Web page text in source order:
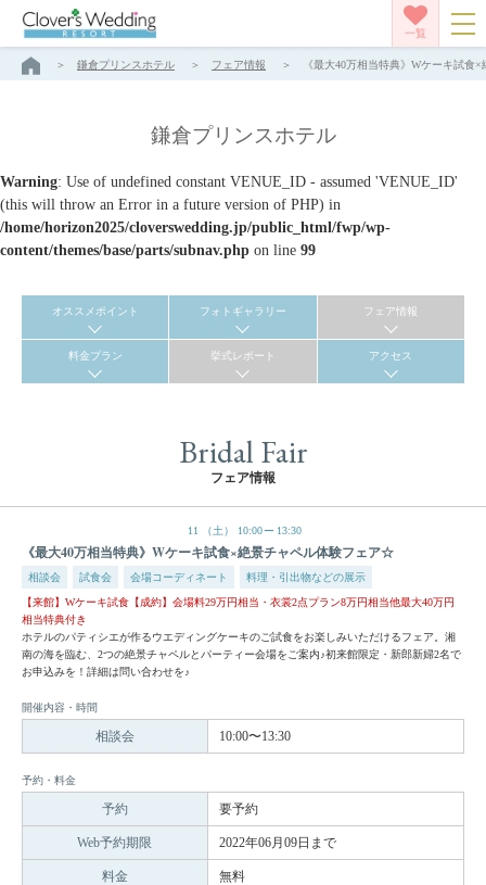
一覧
鎌倉プリンスホテル フェア情報 《最大40万相当特典》Wケーキ試
鎌倉プリンスホテル
Warning: Use of undefined constant VENUE_ID - assumed 'VENUE_ID'
(this will throw an Error in a future version of PHP) in
/home/horizon2025/cloverswedding.jp/public_html/fwp/wp-
content/themes/base/parts/subnav.php on line 99
オススメポイント フォトギャラリー フェア情報
料金プラン 挙式レポート アクセス
Bridal Fair
フェア情報
11 （土） 10:00 13:30
《最大40万相当特典》Wケーキ試食×絶景チャペル体験フェア☆
相談会 試食会 会場コーディネート 料理・引出物などの展示
【来館】Wケーキ試食【成約】会場料29万円相当・衣裳2点プラン8万円相当他最大40万円
相当特典付き
ホテルのパティシエが作るウエディングケーキのご試食をお楽しみいただけるフェア。湘
南の海を臨む、2つの絶景チャペルとパーティー会場をご案内♪初来館限定・新郎新婦2名で
お申込みを！詳細は問い合わせを♪
開催内容・時間
相談会 10:00〜13:30
予約・料金
予約 要予約
Web予約期限 2022年06月09日まで
料金 無料